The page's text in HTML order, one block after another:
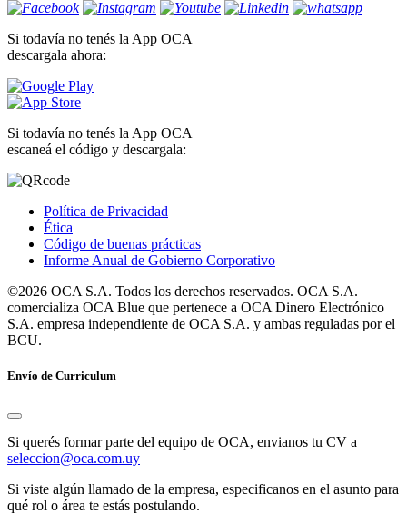
Si todavía no tenés la App OCA
descargala ahora:
Si todavía no tenés la App OCA
escaneá el código y descargala:
Política de Privacidad
Ética
Código de buenas prácticas
Informe Anual de Gobierno Corporativo
©2026 OCA S.A. Todos los derechos reservados. OCA S.A.
comercializa OCA Blue que pertenece a OCA Dinero Electrónico
S.A. empresa independiente de OCA S.A. y ambas reguladas por el
BCU.
Envío de Curriculum
Si querés formar parte del equipo de OCA, envianos tu CV a
seleccion@oca.com.uy
Si viste algún llamado de la empresa, especificanos en el asunto para
qué rol o área te estás postulando.